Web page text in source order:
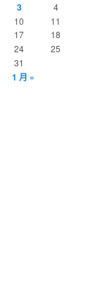
3
4
10
11
17
18
24
25
31
1 月 »